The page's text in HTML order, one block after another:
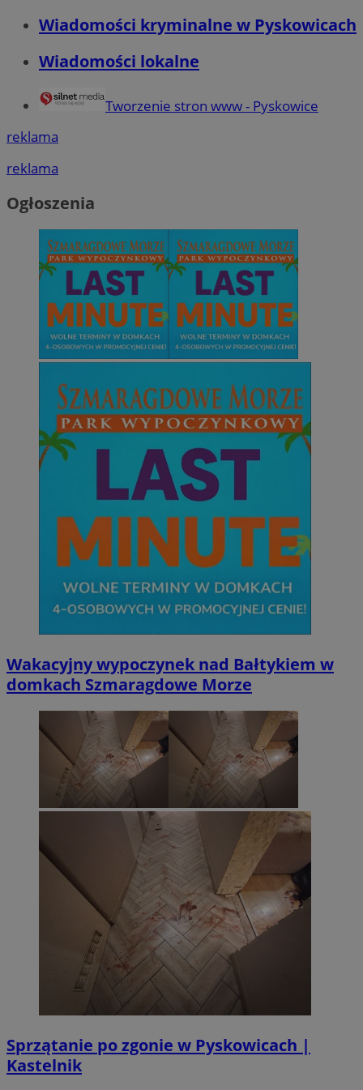
Wiadomości kryminalne w Pyskowicach
Wiadomości lokalne
Tworzenie stron www - Pyskowice
reklama
reklama
Ogłoszenia
Wakacyjny wypoczynek nad Bałtykiem w
domkach Szmaragdowe Morze
Sprzątanie po zgonie w Pyskowicach |
Kastelnik